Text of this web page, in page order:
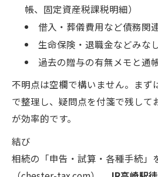
帳、固定資産税課税明細）
借入・葬儀費用など債務関
生命保険・退職金などみな
過去の贈与の有無メモと通
不明点は空欄で構いません。まず
で整理し、疑問点を付箋で残して
が効率的です。
結び
相続の「申告・試算・各種手続」